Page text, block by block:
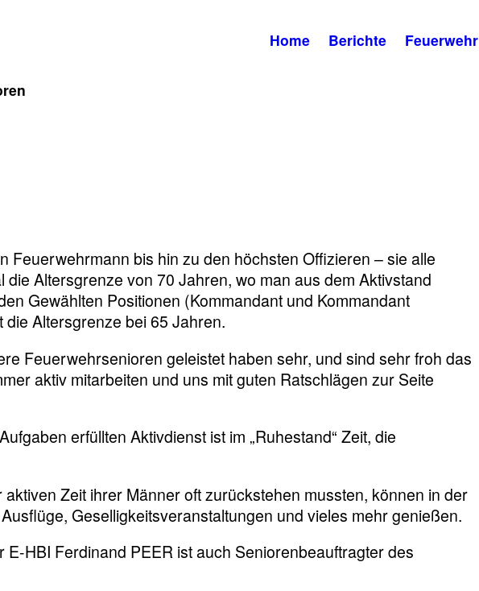
Home Berichte Feuerwehr
Feuerwehrmann bis hin zu den höchsten Offizieren – sie alle
die Altersgrenze von 70 Jahren, wo man aus dem Aktivstand
Gewählten Positionen (Kommandant und Kommandant
die Altersgrenze bei 65 Jahren.
Feuerwehrsenioren geleistet haben sehr, und sind sehr froh das
aktiv mitarbeiten und uns mit guten Ratschlägen zur Seite
erfüllten Aktivdienst ist im „Ruhestand“ Zeit, die
Zeit ihrer Männer oft zurückstehen mussten, können in der
Geselligkeitsveranstaltungen und vieles mehr genießen.
HBI Ferdinand PEER ist auch Seniorenbeauftragter des